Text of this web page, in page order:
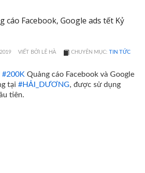
cáo Facebook, Google ads tết Kỷ
VIẾT BỞI LÊ HÀ CHUYÊN MỤC: TIN TỨC
#200K Quảng cáo Facebook và Google
tại #HẢI_DƯƠNG, được sử dụng
tiên.